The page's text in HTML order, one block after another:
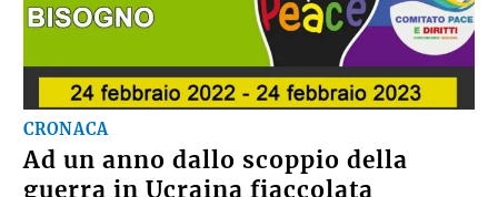
CRONACA
Ad un anno dallo scoppio della
guerra in Ucraina fiaccolata